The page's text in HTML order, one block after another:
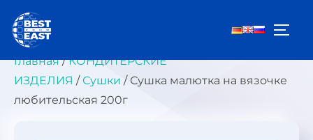
содержимому
Главная/КОНДИТЕРСКИЕ
ИЗДЕЛИЯ / Сушки / Сушка малютка на вязочке
любительская 200г